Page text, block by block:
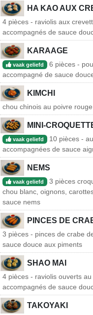
HA KAO AUX
4 pièces - raviolis aux
accompagnés de sauce
KARAAGE
vaak geliefd
6 pièces -
accompagné de sauce
KIMCHI
chou chinois au poivre rouge
MINI-
vaak geliefd
10 pièces -
accompagnées de sauce
NEMS
vaak geliefd
3 pièces
chou blanc, oignons,
sauce nems
PINCES DE
3 pièces - pinces de crabe
sauce douce aux piments
SHAO MAI
4 pièces - raviolis ouverts
accompagnés de sauce
TAKOYAKI